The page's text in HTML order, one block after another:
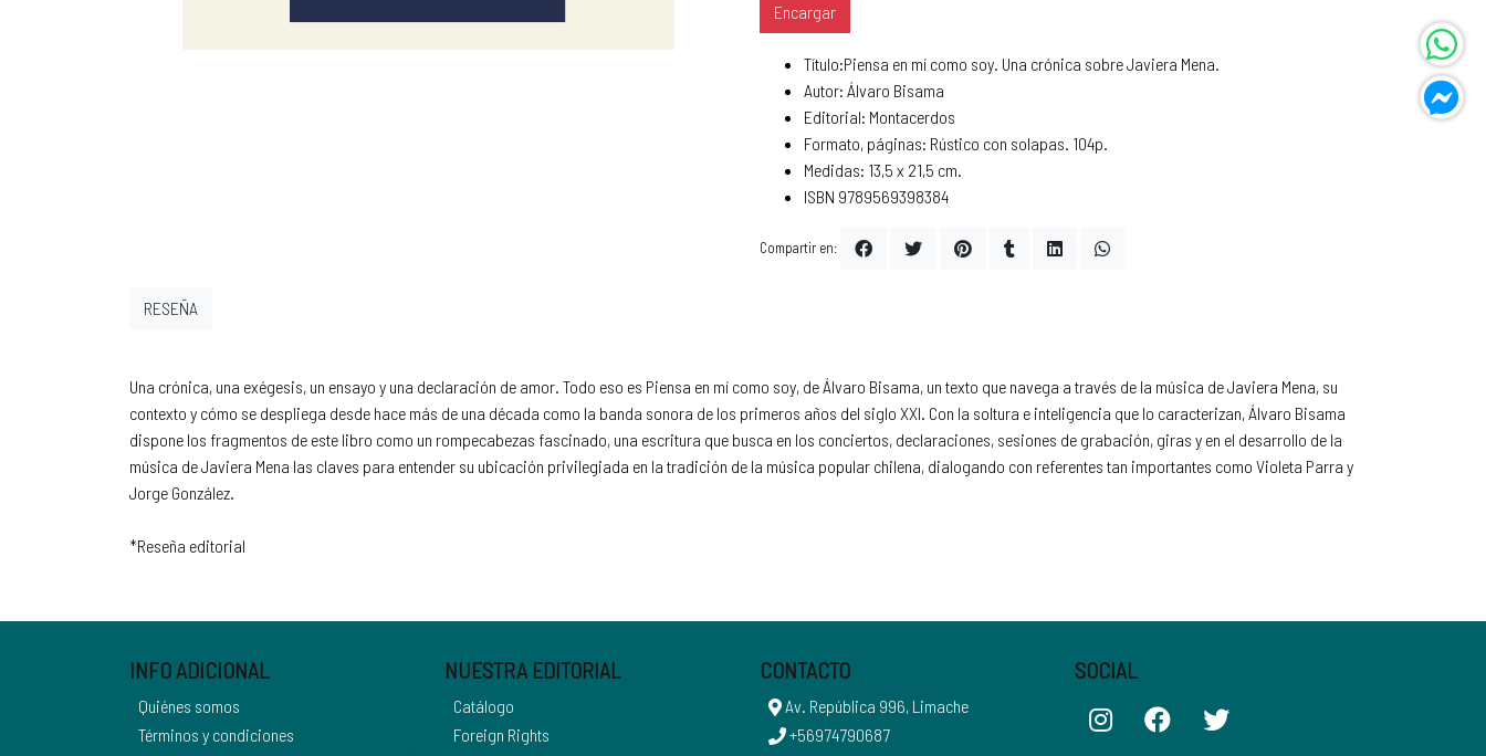
Encargar
Título:Piensa en mí como soy. Una crónica sobre Javiera Mena.
Autor: Álvaro Bisama
Editorial: Montacerdos
Formato, páginas: Rústico con solapas. 104p.
Medidas: 13,5 x 21,5 cm.
ISBN 9789569398384
Compartir en:
Una crónica, una exégesis, un ensayo y una declaración de amor. Todo eso es Piensa en mí como soy, de Álvaro Bisama, un texto que navega a través de la música de Javiera Mena, su
contexto y cómo se despliega desde hace más de una década como la banda sonora de los primeros años del siglo XXI. Con la soltura e inteligencia que lo caracterizan, Álvaro Bisama
dispone los fragmentos de este libro como un rompecabezas fascinado, una escritura que busca en los conciertos, declaraciones, sesiones de grabación, giras y en el desarrollo de la
música de Javiera Mena las claves para entender su ubicación privilegiada en la tradición de la música popular chilena, dialogando con referentes tan importantes como Violeta Parra y
Jorge González.
*Reseña editorial
RESEÑA
INFO ADICIONAL
Quiénes somos
Términos y condiciones
NUESTRA EDITORIAL
Catálogo
Foreign Rights
CONTACTO
Av. República 996, Limache
+56974790687
SOCIAL